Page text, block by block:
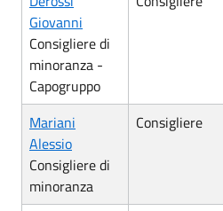
Giovanni
Consigliere di
minoranza -
Capogruppo
Mariani
Alessio
Consigliere di
minoranza
Consigliere